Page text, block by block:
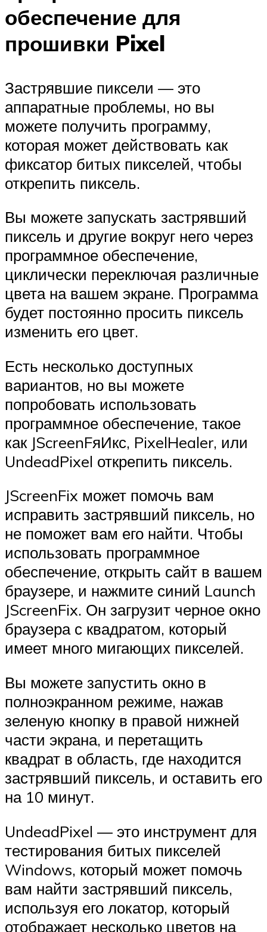
обеспечение для
прошивки Pixel
Застрявшие пиксели — это
аппаратные проблемы, но вы
можете получить программу,
которая может действовать как
фиксатор битых пикселей, чтобы
открепить пиксель.
Вы можете запускать застрявший
пиксель и другие вокруг него через
программное обеспечение,
циклически переключая различные
цвета на вашем экране. Программа
будет постоянно просить пиксель
изменить его цвет.
Есть несколько доступных
вариантов, но вы можете
попробовать использовать
программное обеспечение, такое
как JScreenFяИкс, PixelHealer, или
UndeadPixel открепить пиксель.
JScreenFix может помочь вам
исправить застрявший пиксель, но
не поможет вам его найти. Чтобы
использовать программное
обеспечение, открыть сайт в вашем
браузере, и нажмите синий Launch
JScreenFix. Он загрузит черное окно
браузера с квадратом, который
имеет много мигающих пикселей.
Вы можете запустить окно в
полноэкранном режиме, нажав
зеленую кнопку в правой нижней
части экрана, и перетащить
квадрат в область, где находится
застрявший пиксель, и оставить его
на 10 минут.
UndeadPixel — это инструмент для
тестирования битых пикселей
Windows, который может помочь
вам найти застрявший пиксель,
используя его локатор, который
отображает несколько цветов на